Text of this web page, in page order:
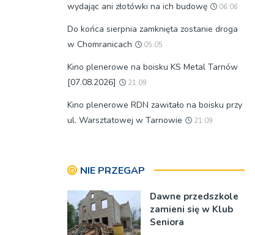
wydając ani złotówki na ich budowę
06:06
Do końca sierpnia zamknięta zostanie droga
w Chomranicach
05:05
Kino plenerowe na boisku KS Metal Tarnów
[07.08.2026]
21:09
Kino plenerowe RDN zawitało na boisku przy
ul. Warsztatowej w Tarnowie
21:09
NIE PRZEGAP
Dawne przedszkole
zamieni się w Klub
Seniora